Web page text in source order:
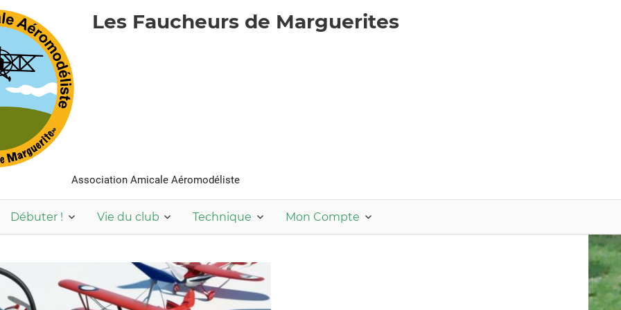
Les Faucheurs de Marguerites
Association Amicale Aéromodéliste
Débuter ! Vie du club Technique Mon Compte